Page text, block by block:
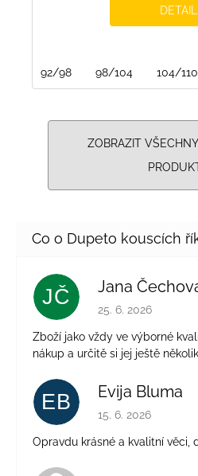
DETAIL
92/98 98/104 104/110
ZOBRAZIT
JČ Jana
Hodnocení
25. 6. 2026
Zboží jako vždy ve výborné
nákup a určitě si jej ještě
EB Evija Bluma
Hodnocení
15. 6. 2026
Opravdu krásné a kvalitní věci,